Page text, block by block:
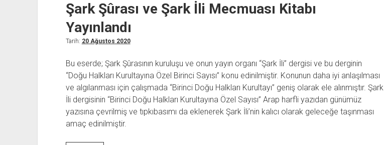
Şark Şûrası ve Şark İli Mecmuası Kitabı
Yayınlandı
Tarih: 20 Ağustos 2020
Bu eserde; Şark Şûrasının kuruluşu ve onun yayın organı “Şark İli” dergisi ve bu derginin
“Doğu Halkları Kurultayına Özel Birinci Sayısı” konu edinilmiştir. Konunun daha iyi anlaşılması
ve algılanması için çalışmada “Birinci Doğu Halkları Kurultayı” geniş olarak ele alınmıştır. Şark
İli dergisinin “Birinci Doğu Halkları Kurultayına Özel Sayısı” Arap harfli yazıdan günümüz
yazısına çevrilmiş ve tıpkıbasımı da eklenerek Şark İli’nin kalıcı olarak geleceğe taşınması
amaç edinilmiştir.